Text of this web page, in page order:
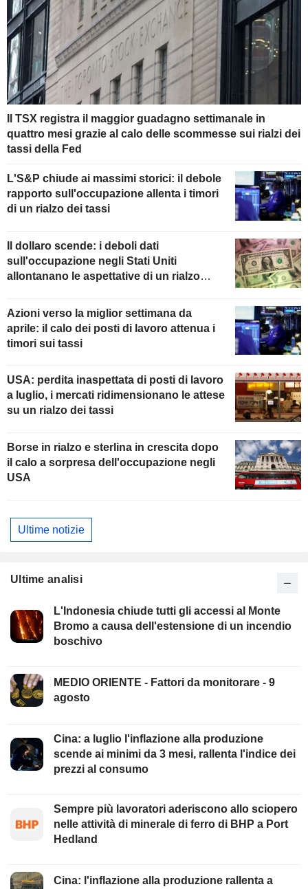
Il TSX registra il maggior guadagno settimanale in
quattro mesi grazie al calo delle scommesse sui rialzi dei
tassi della Fed
L'S&P chiude ai massimi storici: il debole
rapporto sull'occupazione allenta i timori
di un rialzo dei tassi
Il dollaro scende: i deboli dati
sull'occupazione negli Stati Uniti
allontanano le aspettative di un rialzo
Azioni verso la miglior settimana da
aprile: il calo dei posti di lavoro attenua i
timori sui tassi
USA: perdita inaspettata di posti di lavoro
a luglio, i mercati ridimensionano le attese
su un rialzo dei tassi
Borse in rialzo e sterlina in crescita dopo
il calo a sorpresa dell'occupazione negli
USA
Ultime notizie
Ultime analisi
L'Indonesia chiude tutti gli accessi al Monte
Bromo a causa dell'estensione di un incendio
boschivo
MEDIO ORIENTE - Fattori da monitorare - 9
agosto
Cina: a luglio l'inflazione alla produzione
scende ai minimi da 3 mesi, rallenta l'indice dei
prezzi al consumo
Sempre più lavoratori aderiscono allo sciopero
nelle attività di minerale di ferro di BHP a Port
Hedland
Cina: l'inflazione alla produzione rallenta a